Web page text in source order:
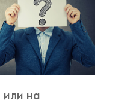
на